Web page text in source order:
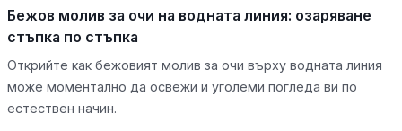
Бежов молив за очи на водната линия: озаряване
стъпка по стъпка
Открийте как бежовият молив за очи върху водната линия
може моментално да освежи и уголеми погледа ви по
естествен начин.